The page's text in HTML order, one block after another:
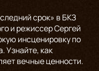
срок» в БКЗ
и режиссер Сергей
инсценировку по
Узнайте, как
вечные ценности.